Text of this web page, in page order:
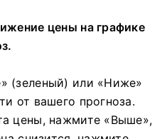
цены на графике
(зеленый) или «Ниже»
от вашего прогноза.
цены, нажмите «Выше»,